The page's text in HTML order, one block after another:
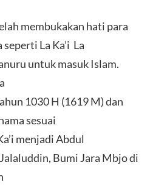
membukakan hati para
La Ka’i La
untuk masuk Islam.
1030 H (1619 M) dan
sesuai
menjadi Abdul
Bumi Jara Mbjo di